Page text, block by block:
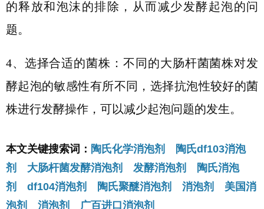
的释放和泡沫的排除，从而减少发酵起泡的问
题。
4、 选择合适的菌株：不同的大肠杆菌菌株对发
酵起泡的敏感性有所不同，选择抗泡性较好的菌
株进行发酵操作，可以减少起泡问题的发生。
本文关键搜索词： 陶氏化学消泡剂 陶氏df103消泡
剂 大肠杆菌发酵消泡剂 发酵消泡剂 陶氏消泡
剂 df104消泡剂 陶氏聚醚消泡剂 消泡剂 美国消
泡剂 消泡剂 广百进口消泡剂